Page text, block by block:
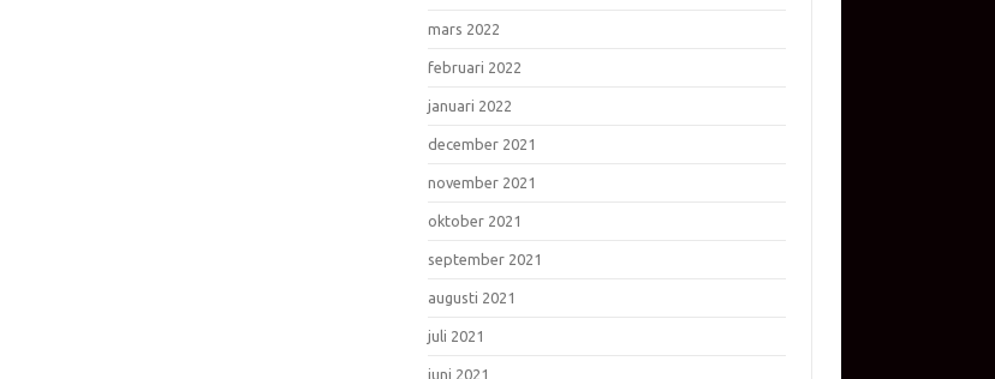
mars 2022
februari 2022
januari 2022
december 2021
november 2021
oktober 2021
september 2021
augusti 2021
juli 2021
juni 2021